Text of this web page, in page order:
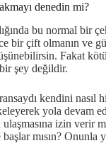
denedin mi?
bu normal bir
bir çift olmanın ve
Fakat
şey değildir.
kendini nasıl
yola devam
ulaşmasına izin verir
mısın? Onunla